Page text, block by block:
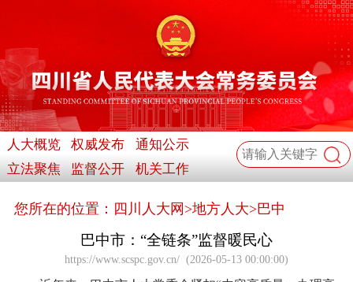
人大概览 权威发布
通知公示
立法聚焦
监督公开 机关工作
您所在的位置： 四川人大网 >地方人大>巴中
巴中市：“全链条”监督暖民心
https://www.scspc.gov.cn/ (2026-05-13 00:00:00)